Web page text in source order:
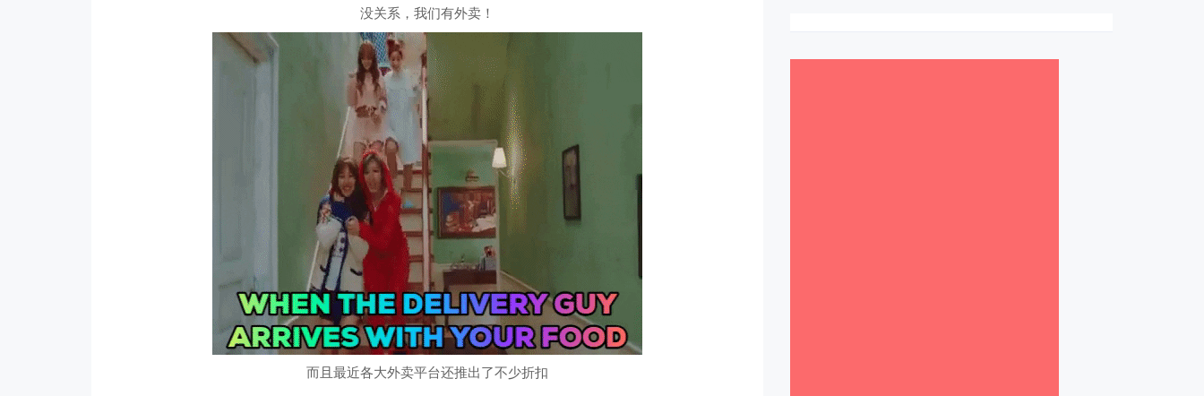
没关系，我们有外卖！
而且最近各大外卖平台还推出了不少折扣